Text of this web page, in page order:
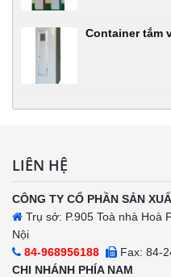
Container tắm
LIÊN HỆ
CÔNG TY CỔ PHẦN SẢN
Trụ sở: P.905 Toà nhà Hoà
Nội
84-968956188
Fax: 84-
CHI NHÁNH PHÍA NAM